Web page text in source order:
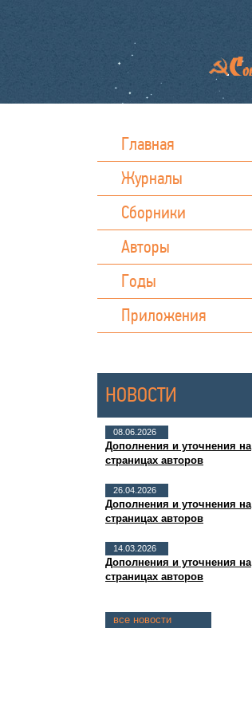
Главная
Журналы
Сборники
Авторы
Годы
Приложения
НОВОСТИ
08.06.2026
Дополнения и уточнения на
страницах авторов
26.04.2026
Дополнения и уточнения на
страницах авторов
14.03.2026
Дополнения и уточнения на
страницах авторов
все новости